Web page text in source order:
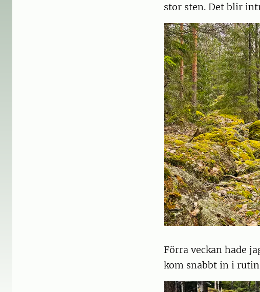
stor sten. Det blir
Förra veckan hade
kom snabbt in i